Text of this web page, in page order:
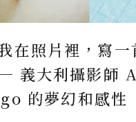
在照片裡，寫一
義大利攝影師
的夢幻和感性